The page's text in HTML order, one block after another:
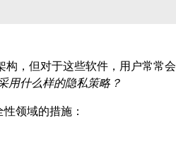
，但对于这些软件，用户常常会
用什么样的隐私策略？
领域的措施：